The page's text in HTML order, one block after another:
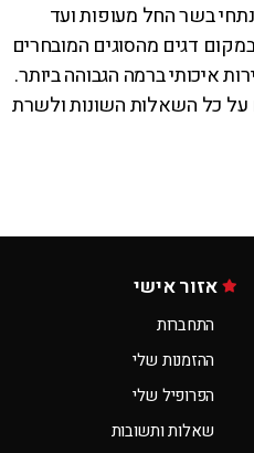
בשר החל מעופות ועד
דגים מהסוגים המובחרים
איכותי ברמה הגבוהה ביותר.
על כל השאלות השונות ולשרת
אזור אישי
התחברות
ההזמנות שלי
הפרופיל שלי
שאלות ותשובות